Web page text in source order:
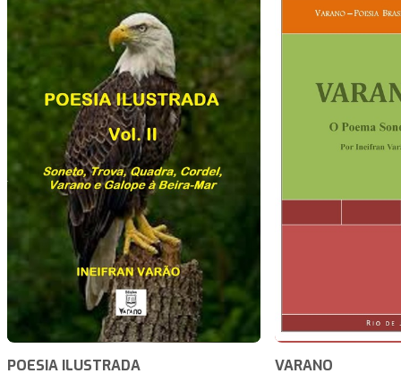
POESIA ILUSTRADA VARANO